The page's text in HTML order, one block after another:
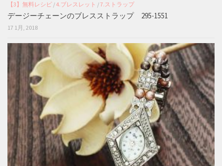
【3】無料レシピ /4.ブレスレット /7.ストラップ
デージーチェーンのブレスストラップ 295-1551
17 1月, 2018